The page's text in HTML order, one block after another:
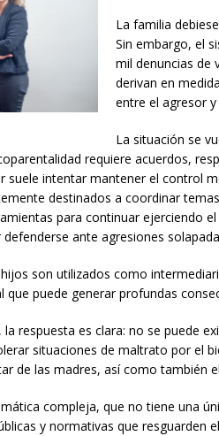
La familia
Sin embargo, el
mil denuncias de
derivan en
entre el agresor
La situación se
requiere acuerdos,
suele intentar mantener el control
destinados a coordinar
para continuar ejerciendo
ante agresiones
son utilizados como
puede generar profundas
respuesta es clara: no se puede
situaciones de maltrato por el
de las madres, así como también
compleja, que no tiene una
y normativas que resguarden